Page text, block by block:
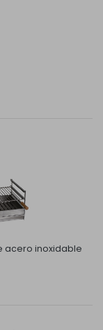
acero inoxidable